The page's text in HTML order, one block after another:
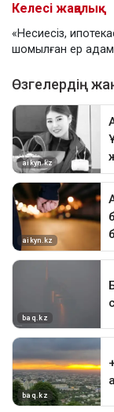
Келесі жаңалық
«Несиесіз,
шомылған ер